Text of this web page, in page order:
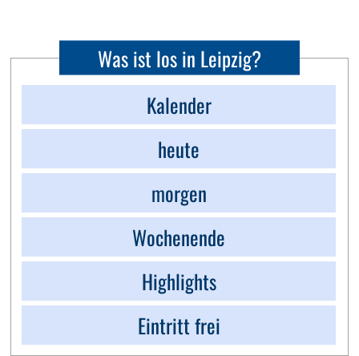
Was ist los in Leipzig?
Kalender
heute
morgen
Wochenende
Highlights
Eintritt frei